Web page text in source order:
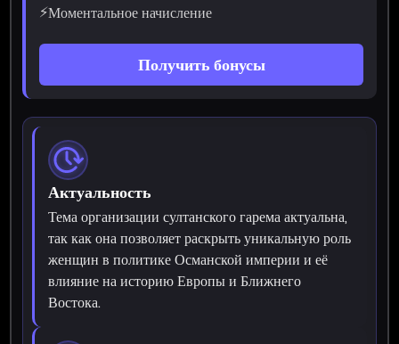
⚡Моментальное начисление
Получить бонусы
Актуальность
Тема организации султанского гарема актуальна,
так как она позволяет раскрыть уникальную роль
женщин в политике Османской империи и её
влияние на историю Европы и Ближнего
Востока.